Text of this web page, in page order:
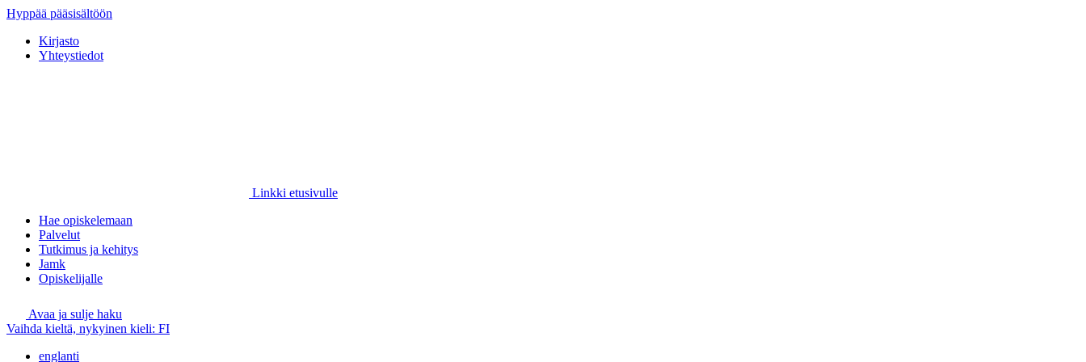
Hyppää pääsisältöön
Kirjasto
Yhteystiedot
Linkki etusivulle
Hae opiskelemaan
Palvelut
Tutkimus ja kehitys
Jamk
Opiskelijalle
Avaa ja sulje haku
Vaihda kieltä, nykyinen kieli: FI
englanti